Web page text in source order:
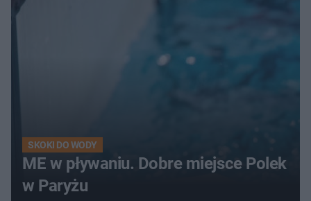
SKOKI DO WODY
ME w pływaniu. Dobre miejsce Polek
w Paryżu